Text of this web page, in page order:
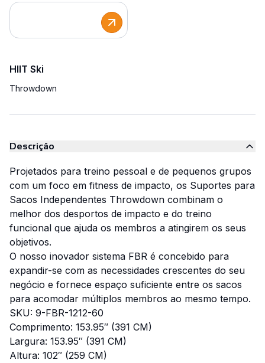
HIIT Ski
Throwdown
Descrição
Projetados para treino pessoal e de pequenos grupos
com um foco em fitness de impacto, os Suportes para
Sacos Independentes Throwdown combinam o
melhor dos desportos de impacto e do treino
funcional que ajuda os membros a atingirem os seus
objetivos.
O nosso inovador sistema FBR é concebido para
expandir-se com as necessidades crescentes do seu
negócio e fornece espaço suficiente entre os sacos
para acomodar múltiplos membros ao mesmo tempo.
SKU: 9-FBR-1212-60
Comprimento: 153.95″ (391 CM)
Largura: 153.95″ (391 CM)
Altura: 102″ (259 CM)